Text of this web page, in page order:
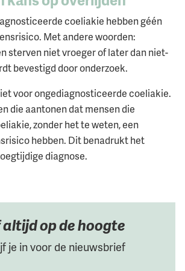
coeliakie hebben géén
Met andere woorden:
sterven niet vroeger of later dan niet-
bevestigd door onderzoek.
voor ongediagnosticeerde coeliakie.
die aantonen dat mensen die
zonder het te weten, een
hebben. Dit benadrukt het
diagnose.
op de hoogte
je in voor de nieuwsbrief